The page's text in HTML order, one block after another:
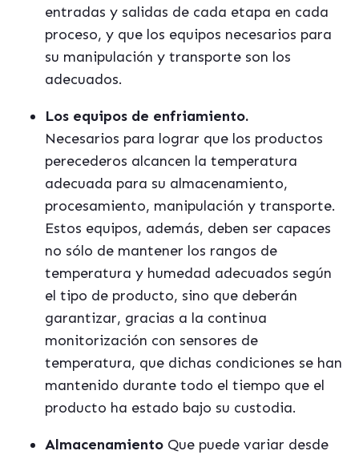
entradas y salidas de cada etapa en cada
proceso, y que los equipos necesarios para
su manipulación y transporte son los
adecuados.
Los equipos de enfriamiento.
Necesarios para lograr que los productos
perecederos alcancen la temperatura
adecuada para su almacenamiento,
procesamiento, manipulación y transporte.
Estos equipos, además, deben ser capaces
no sólo de mantener los rangos de
temperatura y humedad adecuados según
el tipo de producto, sino que deberán
garantizar, gracias a la continua
monitorización con sensores de
temperatura, que dichas condiciones se han
mantenido durante todo el tiempo que el
producto ha estado bajo su custodia.
Almacenamiento Que puede variar desde